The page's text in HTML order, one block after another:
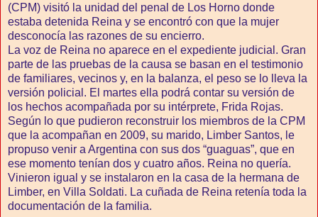
(CPM) visitó la unidad del penal de Los Horno donde
estaba detenida Reina y se encontró con que la mujer
desconocía las razones de su encierro.
La voz de Reina no aparece en el expediente judicial. Gran
parte de las pruebas de la causa se basan en el testimonio
de familiares, vecinos y, en la balanza, el peso se lo lleva la
versión policial. El martes ella podrá contar su versión de
los hechos acompañada por su intérprete, Frida Rojas.
Según lo que pudieron reconstruir los miembros de la CPM
que la acompañan en 2009, su marido, Limber Santos, le
propuso venir a Argentina con sus dos “guaguas”, que en
ese momento tenían dos y cuatro años. Reina no quería.
Vinieron igual y se instalaron en la casa de la hermana de
Limber, en Villa Soldati. La cuñada de Reina retenía toda la
documentación de la familia.